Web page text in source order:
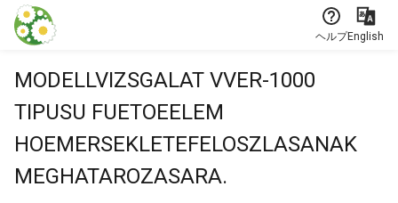
本文に飛ぶ
ヘルプEnglish
MODELLVIZSGALAT VVER-1000
TIPUSU FUETOEELEM
HOEMERSEKLETEFELOSZLASANAK
MEGHATAROZASARA.